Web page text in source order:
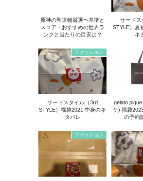
原神の聖遺物厳選〜基準と
スコア・おすすめの世界ラ
ンクと当たりの目安は？
サードス
STYLE）夏
ネ
ファッション
サードスタイル（3rd
STYLE）福袋2021 中身のネ
タバレ
gelato
ケ) 福袋
の予約
ファッション